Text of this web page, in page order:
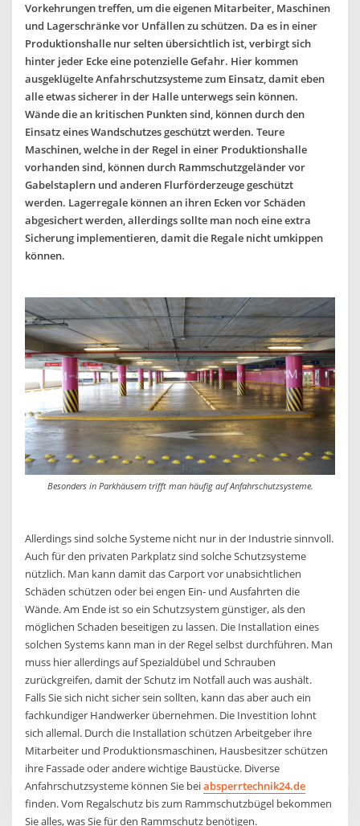
Vorkehrungen treffen, um die eigenen Mitarbeiter, Maschinen
und Lagerschränke vor Unfällen zu schützen. Da es in einer
Produktionshalle nur selten übersichtlich ist, verbirgt sich
hinter jeder Ecke eine potenzielle Gefahr. Hier kommen
ausgeklügelte Anfahrschutzsysteme zum Einsatz, damit eben
alle etwas sicherer in der Halle unterwegs sein können.
Wände die an kritischen Punkten sind, können durch den
Einsatz eines Wandschutzes geschützt werden. Teure
Maschinen, welche in der Regel in einer Produktionshalle
vorhanden sind, können durch Rammschutzgeländer vor
Gabelstaplern und anderen Flurförderzeuge geschützt
werden. Lagerregale können an ihren Ecken vor Schäden
abgesichert werden, allerdings sollte man noch eine extra
Sicherung implementieren, damit die Regale nicht umkippen
können.
Besonders in Parkhäusern trifft man häufig auf Anfahrschutzsysteme.
Allerdings sind solche Systeme nicht nur in der Industrie sinnvoll.
Auch für den privaten Parkplatz sind solche Schutzsysteme
nützlich. Man kann damit das Carport vor unabsichtlichen
Schäden schützen oder bei engen Ein- und Ausfahrten die
Wände. Am Ende ist so ein Schutzsystem günstiger, als den
möglichen Schaden beseitigen zu lassen. Die Installation eines
solchen Systems kann man in der Regel selbst durchführen. Man
muss hier allerdings auf Spezialdübel und Schrauben
zurückgreifen, damit der Schutz im Notfall auch was aushält.
Falls Sie sich nicht sicher sein sollten, kann das aber auch ein
fachkundiger Handwerker übernehmen. Die Investition lohnt
sich allemal. Durch die Installation schützen Arbeitgeber ihre
Mitarbeiter und Produktionsmaschinen, Hausbesitzer schützen
ihre Fassade oder andere wichtige Baustücke. Diverse
Anfahrschutzsysteme können Sie beiabsperrtechnik24.de
finden. Vom Regalschutz bis zum Rammschutzbügel bekommen
Sie alles, was Sie für den Rammschutz benötigen.